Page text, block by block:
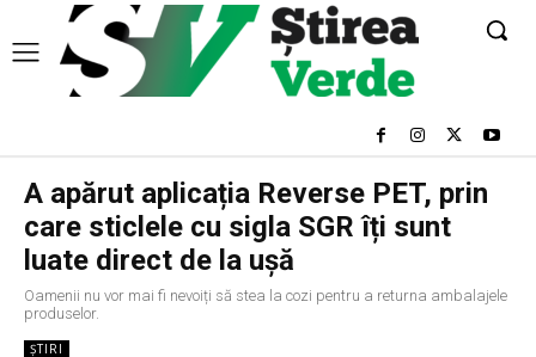
A apărut aplicația Reverse PET, prin
care sticlele cu sigla SGR îți sunt
luate direct de la ușă
Oamenii nu vor mai fi nevoiți să stea la cozi pentru a returna ambalajele
produselor.
ȘTIRI